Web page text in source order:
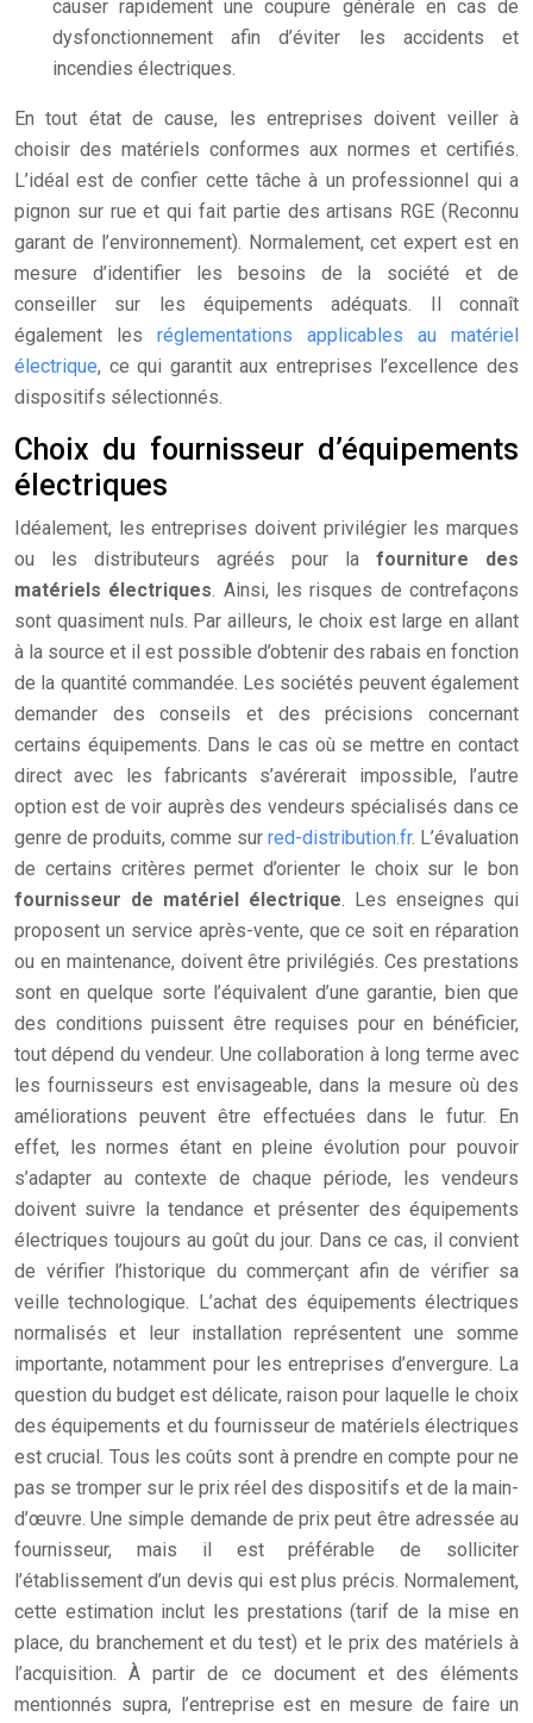
causer rapidement une coupure générale en cas de
dysfonctionnement afin d’éviter les accidents et
incendies électriques.
En tout état de cause, les entreprises doivent veiller à
choisir des matériels conformes aux normes et certifiés.
L’idéal est de confier cette tâche à un professionnel qui a
pignon sur rue et qui fait partie des artisans RGE (Reconnu
garant de l’environnement). Normalement, cet expert est en
mesure d’identifier les besoins de la société et de
conseiller sur les équipements adéquats. Il connaît
également les réglementations applicables au matériel
électrique, ce qui garantit aux entreprises l’excellence des
dispositifs sélectionnés.
Choix du fournisseur d’équipements
électriques
Idéalement, les entreprises doivent privilégier les marques
ou les distributeurs agréés pour la fourniture des
matériels électriques. Ainsi, les risques de contrefaçons
sont quasiment nuls. Par ailleurs, le choix est large en allant
à la source et il est possible d’obtenir des rabais en fonction
de la quantité commandée. Les sociétés peuvent également
demander des conseils et des précisions concernant
certains équipements. Dans le cas où se mettre en contact
direct avec les fabricants s’avérerait impossible, l’autre
option est de voir auprès des vendeurs spécialisés dans ce
genre de produits, comme sur red-distribution.fr. L’évaluation
de certains critères permet d’orienter le choix sur le bon
fournisseur de matériel électrique. Les enseignes qui
proposent un service après-vente, que ce soit en réparation
ou en maintenance, doivent être privilégiés. Ces prestations
sont en quelque sorte l’équivalent d’une garantie, bien que
des conditions puissent être requises pour en bénéficier,
tout dépend du vendeur. Une collaboration à long terme avec
les fournisseurs est envisageable, dans la mesure où des
améliorations peuvent être effectuées dans le futur. En
effet, les normes étant en pleine évolution pour pouvoir
s’adapter au contexte de chaque période, les vendeurs
doivent suivre la tendance et présenter des équipements
électriques toujours au goût du jour. Dans ce cas, il convient
de vérifier l’historique du commerçant afin de vérifier sa
veille technologique. L’achat des équipements électriques
normalisés et leur installation représentent une somme
importante, notamment pour les entreprises d’envergure. La
question du budget est délicate, raison pour laquelle le choix
des équipements et du fournisseur de matériels électriques
est crucial. Tous les coûts sont à prendre en compte pour ne
pas se tromper sur le prix réel des dispositifs et de la main-
d’œuvre. Une simple demande de prix peut être adressée au
fournisseur, mais il est préférable de solliciter
l’établissement d’un devis qui est plus précis. Normalement,
cette estimation inclut les prestations (tarif de la mise en
place, du branchement et du test) et le prix des matériels à
l’acquisition. À partir de ce document et des éléments
mentionnés supra, l’entreprise est en mesure de faire un